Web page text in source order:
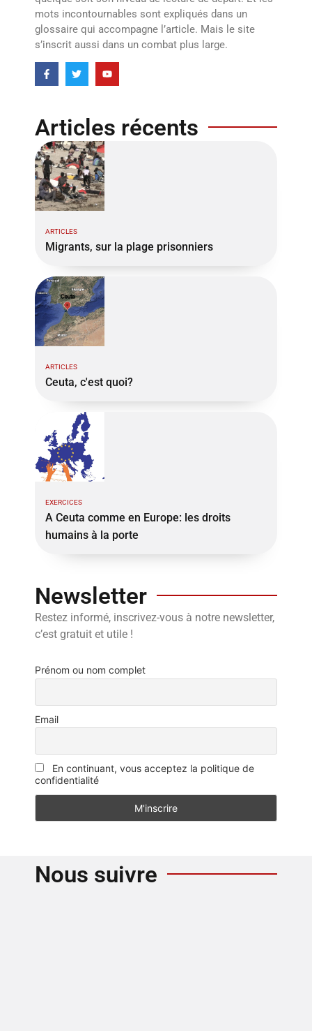
mots incontournables sont expliqués dans un
glossaire qui accompagne l’article. Mais le site
s’inscrit aussi dans un combat plus large.
Articles récents
ARTICLES
Migrants, sur la plage prisonniers
ARTICLES
Ceuta, c'est quoi?
EXERCICES
A Ceuta comme en Europe: les droits
humains à la porte
Newsletter
Restez informé, inscrivez-vous à notre newsletter,
c’est gratuit et utile !
Prénom ou nom complet
Email
En continuant, vous acceptez la politique de
confidentialité
Nous suivre